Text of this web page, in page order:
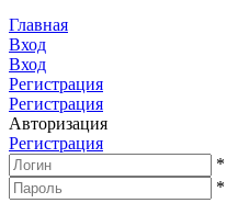
Главная
Вход
Вход
Регистрация
Регистрация
Авторизация
Регистрация
*
*